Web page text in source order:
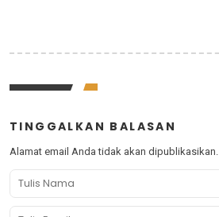
TINGGALKAN BALASAN
Alamat email Anda tidak akan dipublikasikan.